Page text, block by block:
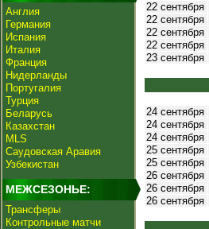
Англия
Германия
Испания
Италия
Франция
Нидерланды
Португалия
Турция
Беларусь
Казахстан
MLS
Саудовская Аравия
Узбекистан
МЕЖСЕЗОНЬЕ:
Трансферы
Контрольные матчи
22 сентября
22 сентября
22 сентября
22 сентября
23 сентября
24 сентября
24 сентября
24 сентября
25 сентября
25 сентября
26 сентября
26 сентября
26 сентября